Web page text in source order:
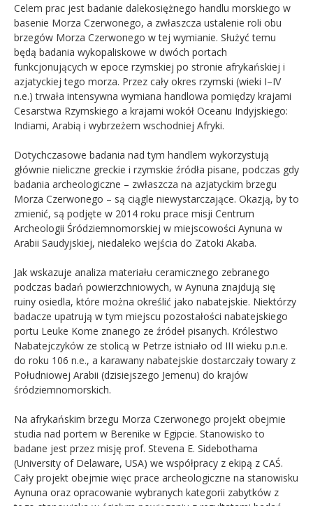
Celem prac jest badanie dalekosiężnego handlu morskiego w
basenie Morza Czerwonego, a zwłaszcza ustalenie roli obu
brzegów Morza Czerwonego w tej wymianie. Służyć temu
będą badania wykopaliskowe w dwóch portach
funkcjonujących w epoce rzymskiej po stronie afrykańskiej i
azjatyckiej tego morza. Przez cały okres rzymski (wieki I–IV
n.e.) trwała intensywna wymiana handlowa pomiędzy krajami
Cesarstwa Rzymskiego a krajami wokół Oceanu Indyjskiego:
Indiami, Arabią i wybrzeżem wschodniej Afryki.
Dotychczasowe badania nad tym handlem wykorzystują
głównie nieliczne greckie i rzymskie źródła pisane, podczas gdy
badania archeologiczne – zwłaszcza na azjatyckim brzegu
Morza Czerwonego – są ciągle niewystarczające. Okazją, by to
zmienić, są podjęte w 2014 roku prace misji Centrum
Archeologii Śródziemnomorskiej w miejscowości Aynuna w
Arabii Saudyjskiej, niedaleko wejścia do Zatoki Akaba.
Jak wskazuje analiza materiału ceramicznego zebranego
podczas badań powierzchniowych, w Aynuna znajdują się
ruiny osiedla, które można określić jako nabatejskie. Niektórzy
badacze upatrują w tym miejscu pozostałości nabatejskiego
portu Leuke Kome znanego ze źródeł pisanych. Królestwo
Nabatejczyków ze stolicą w Petrze istniało od III wieku p.n.e.
do roku 106 n.e., a karawany nabatejskie dostarczały towary z
Południowej Arabii (dzisiejszego Jemenu) do krajów
śródziemnomorskich.
Na afrykańskim brzegu Morza Czerwonego projekt obejmie
studia nad portem w Berenike w Egipcie. Stanowisko to
badane jest przez misję prof. Stevena E. Sidebothama
(University of Delaware, USA) we współpracy z ekipą z CAŚ.
Cały projekt obejmie więc prace archeologiczne na stanowisku
Aynuna oraz opracowanie wybranych kategorii zabytków z